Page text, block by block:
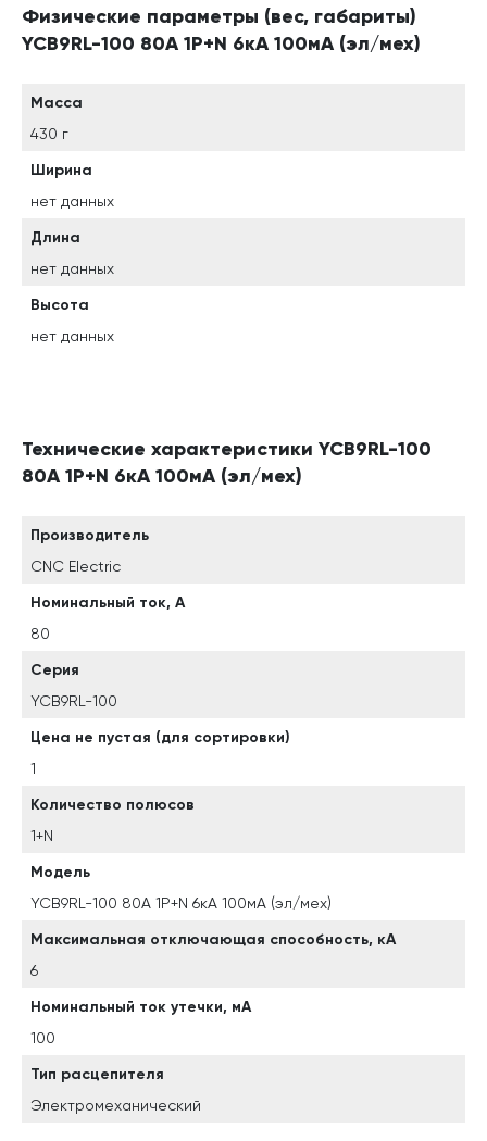
Физические параметры (вес, габариты)
YCB9RL-100 80А 1P+N 6кА 100мА (эл/мех)
Масса
430 г
Ширина
нет данных
Длина
нет данных
Высота
нет данных
Технические характеристики YCB9RL-100
80А 1P+N 6кА 100мА (эл/мех)
Производитель
CNC Electric
Номинальный ток, А
80
Серия
YCB9RL-100
Цена не пустая (для сортировки)
1
Количество полюсов
1+N
Модель
YCB9RL-100 80А 1P+N 6кА 100мА (эл/мех)
Максимальная отключающая способность, кА
6
Номинальный ток утечки, мА
100
Тип расцепителя
Электромеханический